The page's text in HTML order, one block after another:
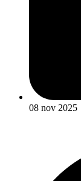
08 nov 2025